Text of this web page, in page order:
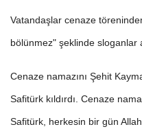
Vatandaşlar cenaze
bölünmez" şeklinde sloganlar
Cenaze namazını Şehit
Safitürk kıldırdı. Cenaze
Safitürk, herkesin bir gün